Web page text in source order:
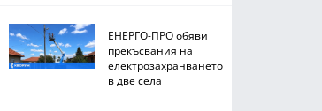
ЕНЕРГО-ПРО обяви
прекъсвания на
електрозахранването
в две села